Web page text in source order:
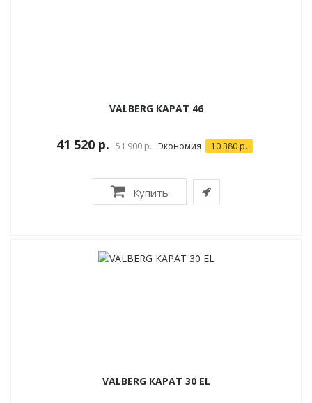
VALBERG КАРАТ 46
41 520 р. 51 900 р. Экономия 10 380 р.
Купить
VALBERG КАРАТ 30 EL